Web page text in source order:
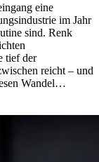
eine
im Jahr
sind. Renk
tief der
reicht – und
Wandel…